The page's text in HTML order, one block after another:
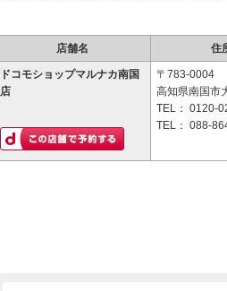
店舗名 住
ドコモショップマルナカ南国
店
〒783-0004
高知県南国市
TEL： 0120-
TEL： 088-